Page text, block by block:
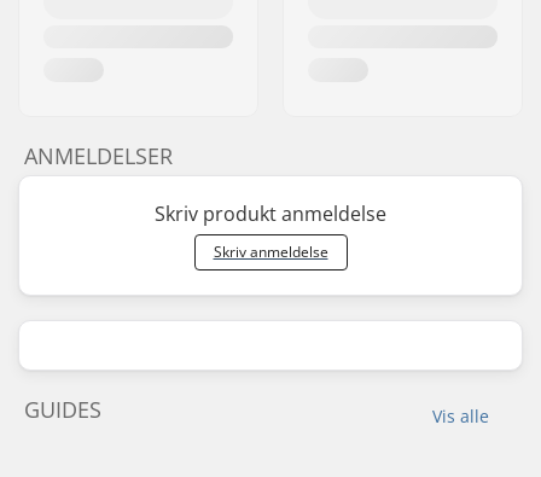
ANMELDELSER
Skriv produkt anmeldelse
Skriv anmeldelse
Vis alle
GUIDES